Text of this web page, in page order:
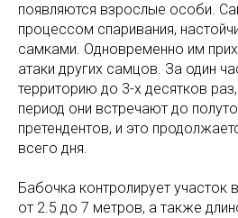
появляются взрослые особи.
процессом спаривания,
самками. Одновременно им
атаки других самцов. За один
территорию до 3-х десятков
период они встречают до
претендентов, и это
всего дня.
Бабочка контролирует участок
от 2.5 до 7 метров, а также